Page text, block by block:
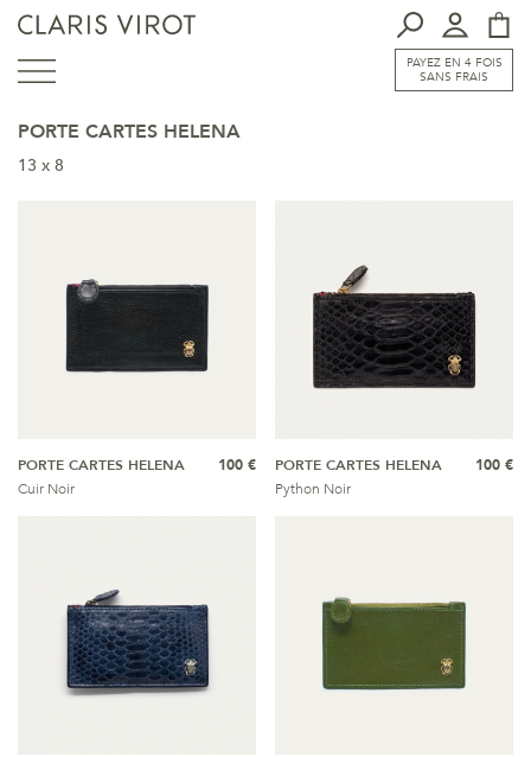
PAYEZ EN 4 FOIS
SANS FRAIS
PORTE CARTES HELENA
13 x 8
PORTE CARTES HELENA
Cuir Noir
100 €
PORTE CARTES HELENA
Python Noir
100 €